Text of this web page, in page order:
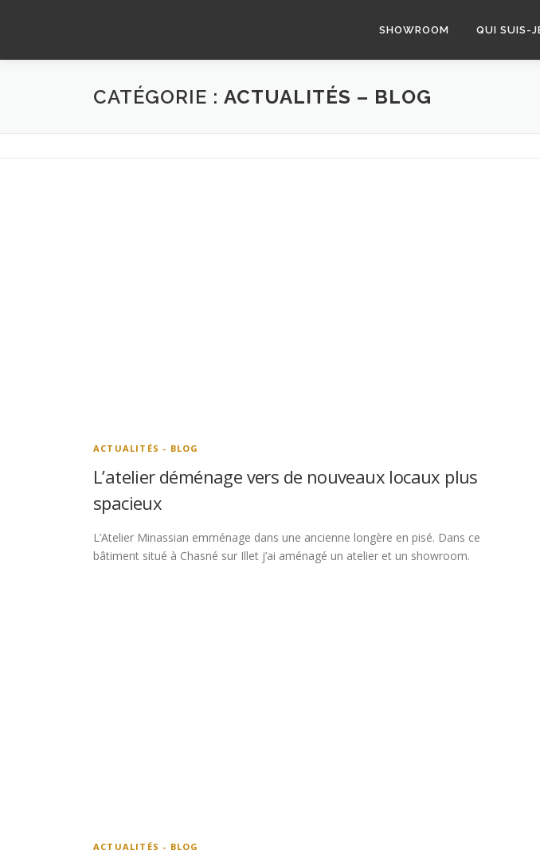
SHOWROOM QUI SUIS-
CATÉGORIE : ACTUALITÉS – BLOG
ACTUALITÉS - BLOG
L’atelier déménage vers de nouveaux locaux plus
spacieux
L’Atelier Minassian emménage dans une ancienne longère en pisé. Dans ce
bâtiment situé à Chasné sur Illet j’ai aménagé un atelier et un showroom.
ACTUALITÉS - BLOG